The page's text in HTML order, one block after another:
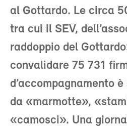
al Gottardo. Le circa
tra cui il SEV,
raddoppio del
convalidare 75 731
d’accompagnamento
da «marmotte»,
«camosci». Una